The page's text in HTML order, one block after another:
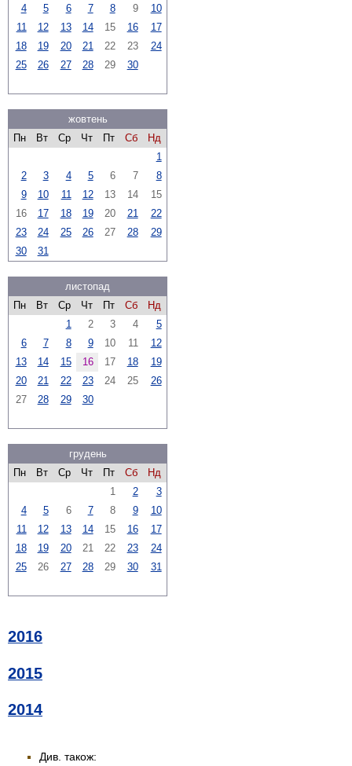
4
5 6 7 8 9
10
11
12 13 14 15 16
17
18
19 20 21 22 23
24
25
26 27 28 29 30
жовтень
Пн
Вт Ср Чт Пт Сб
Нд
1
2
3 4 5 6 7
8
9
10 11 12 13 14
15
16
17 18 19 20 21
22
23
24 25 26 27 28
29
30
31
листопад
Пн
Вт Ср Чт Пт Сб
Нд
1
2 3 4
5
6
7 8 9 10 11
12
13
14 15 16 17 18
19
20
21 22 23 24 25
26
27
28 29 30
грудень
Пн
Вт Ср Чт Пт Сб
Нд
1
2
3
4
5 6 7 8 9
10
11
12 13 14 15 16
17
18
19 20 21 22 23
24
25
26 27 28 29 30 31
2016
2015
2014
Див. також: